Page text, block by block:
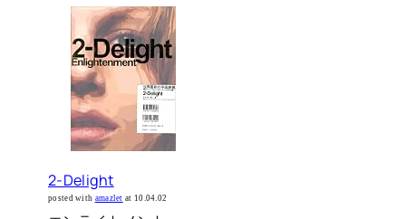
2-Delight
posted with amazlet at 10.04.02